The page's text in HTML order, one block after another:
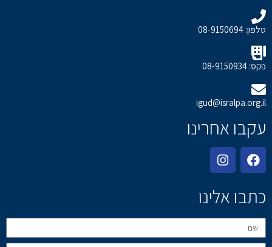
טלפון: 08-9150694
פקס: 08-9150934
igud@isralpa.org.il
עקבו אחרינו
כתבו אלינו